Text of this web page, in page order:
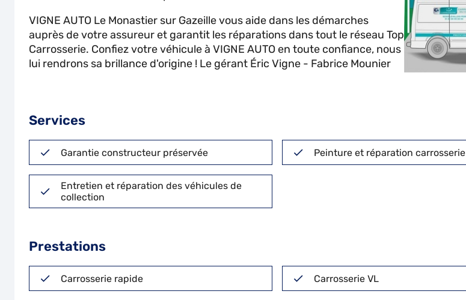
VIGNE AUTO Le Monastier sur Gazeille vous aide dans les démarches
auprès de votre assureur et garantit les réparations dans tout le réseau Top
Carrosserie. Confiez votre véhicule à VIGNE AUTO en toute confiance, nous
lui rendrons sa brillance d'origine ! Le gérant Éric Vigne - Fabrice Mounier
Services
Garantie constructeur préservée Peinture et réparation carrosserie
Entretien et réparation des véhicules de
collection
Prestations
Carrosserie rapide Carrosserie VL